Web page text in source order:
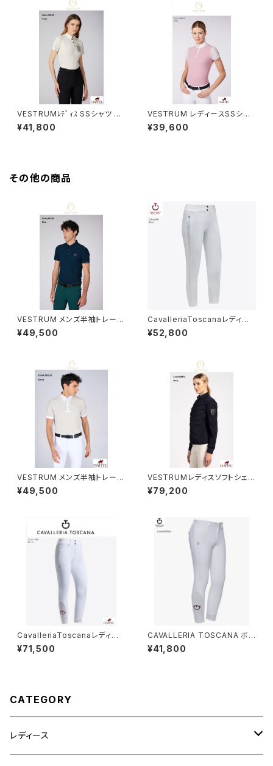
VESTRUMﾚﾃﾞｨｽ SSシャツ W
634060002
¥41,800
VESTRUM レディースSSシャ
ツ W462560002
¥39,600
その他の商品
VESTRUM メンズ半袖トレーニ
ングトップス M632860002
¥49,500
CavalleriaToscanaレディー
ス白FGキュロットPAD211 JE19
5
¥52,800
VESTRUM メンズ半袖トレーニ
ングトップス M458360002
¥49,500
VESTRUMレディスソフトシェル
W326020148
¥79,200
CavalleriaToscanaレディー
ス白FGキュロットPAD096 JE
010
¥71,500
CAVALLERIA TOSCANA ボ
ーイズ膝グリップブリーチ PAO
001JE010
¥41,800
CATEGORY
レディース